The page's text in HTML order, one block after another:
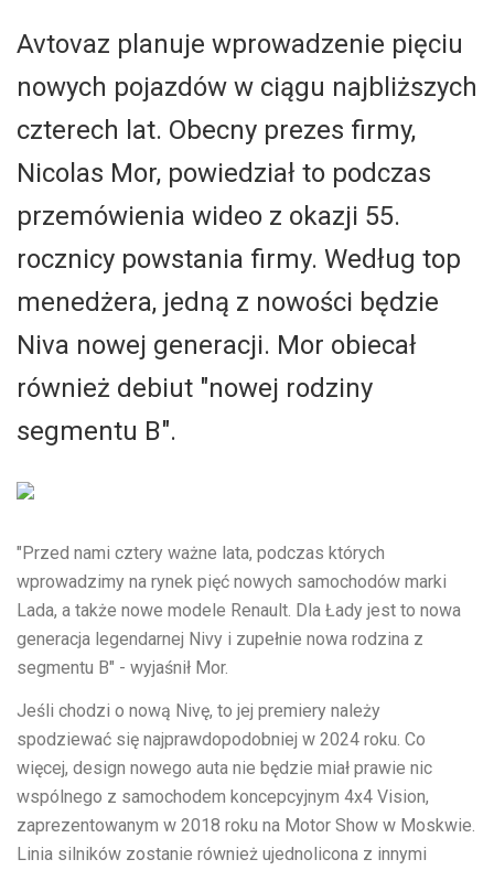
Avtovaz planuje wprowadzenie pięciu
nowych pojazdów w ciągu najbliższych
czterech lat. Obecny prezes firmy,
Nicolas Mor, powiedział to podczas
przemówienia wideo z okazji 55.
rocznicy powstania firmy. Według top
menedżera, jedną z nowości będzie
Niva nowej generacji. Mor obiecał
również debiut "nowej rodziny
segmentu B".
"Przed nami cztery ważne lata, podczas których
wprowadzimy na rynek pięć nowych samochodów marki
Lada, a także nowe modele Renault. Dla Łady jest to nowa
generacja legendarnej Nivy i zupełnie nowa rodzina z
segmentu B" - wyjaśnił Mor.
Jeśli chodzi o nową Nivę, to jej premiery należy
spodziewać się najprawdopodobniej w 2024 roku. Co
więcej, design nowego auta nie będzie miał prawie nic
wspólnego z samochodem koncepcyjnym 4x4 Vision,
zaprezentowanym w 2018 roku na Motor Show w Moskwie.
Linia silników zostanie również ujednolicona z innymi